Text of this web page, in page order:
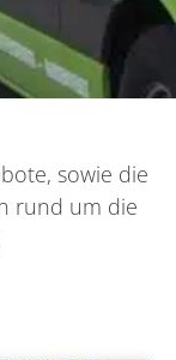
sowie die
rund um die